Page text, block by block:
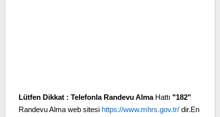
Lütfen Dikkat : Telefonla Randevu AlmaHattı "182"
Randevu Alma web sitesi https://www.mhrs.gov.tr/dir.En